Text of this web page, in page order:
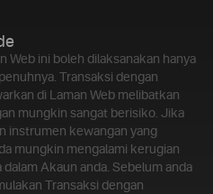
Web ini boleh dilaksanakan hanya
Transaksi dengan
di Laman Web melibatkan
mungkin sangat berisiko. Jika
instrumen kewangan yang
mungkin mengalami kerugian
Akaun anda. Sebelum anda
Transaksi dengan